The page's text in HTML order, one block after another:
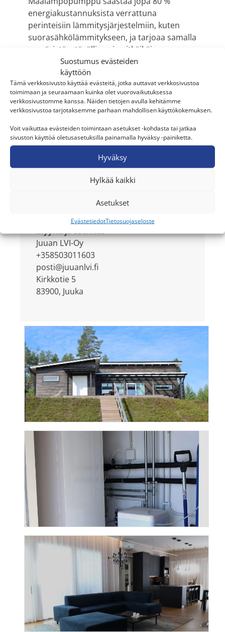
Suostumus evästeiden
käyttöön
Tämä verkkosivusto käyttää evästeitä, jotka auttavat verkkosivustoa
toimimaan ja seuraamaan kuinka olet vuorovaikutuksessa
verkkosivustomme kanssa. Näiden tietojen avulla kehitämme
verkkosivustoa tarjotaksemme parhaan mahdollisen käyttökokemuksen.
Voit vaikuttaa evästeiden toimintaan asetukset -kohdasta tai jatkaa
sivuston käyttöä oletusasetuksilla painamalla hyväksy -painiketta.
Hyväksy
Hylkää kaikki
Asetukset
EvästetiedotTietosuojaseloste
energiakustannuksista verrattuna
perinteisiin lämmitysjärjestelmiin, kuten
suorasähkölämmitykseen, ja tarjoaa samalla
ympäristöystävällisen ja pitkäikäisen
ratkaisun.Juuan LVIvastasi asennuksesta
varmistaen, että järjestelmä toimii
optimaalisesti ja tehokkaasti.
Juuka
Vuokrahuvilat
alpha innotec PWZSV Nordic Inverter -
Myynti ja asennus
Juuan LVI-Oy
+358503011603
posti@juuanlvi.fi
Kirkkotie 5
83900, Juuka